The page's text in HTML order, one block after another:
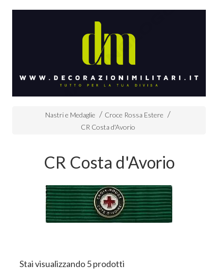
Nastri e Medaglie
Croce Rossa Estere
CR Costa d'Avorio
CR Costa d'Avorio
Stai visualizzando 5 prodotti